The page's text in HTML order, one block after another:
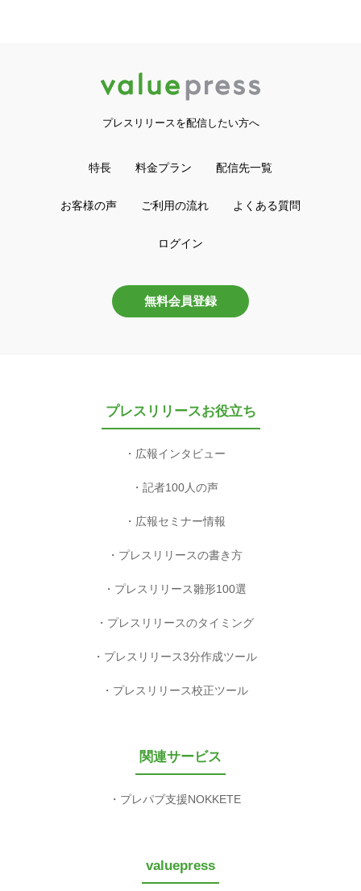
プレスリリースを配信したい方へ
特長 料金プラン 配信先一覧
お客様の声 ご利用の流れ よくある質問
ログイン
無料会員登録
プレスリリースお役立ち
広報インタビュー
記者100人の声
広報セミナー情報
プレスリリースの書き方
プレスリリース雛形100選
プレスリリースのタイミング
プレスリリース3分作成ツール
プレスリリース校正ツール
関連サービス
プレパブ支援NOKKETE
valuepress